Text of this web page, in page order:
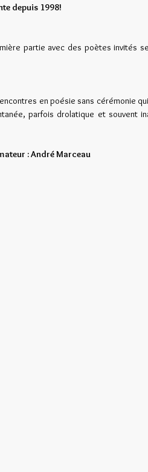
depuis 1998!
partie avec des poètes invités
en poésie sans cérémonie
parfois drolatique et souvent
: André Marceau